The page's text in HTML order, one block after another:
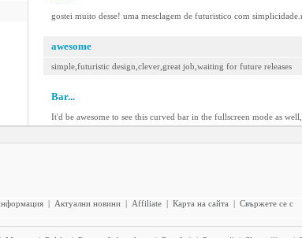
gostei muito desse! uma mesclagem de futuristico com
awesome
simple,futuristic design,clever,great job,waiting for future releases
Bar...
It'd be awesome to see this curved bar in the fullscreen mode as
| Актуални новини | Affiliate | Карта на сайта | Свържете се с